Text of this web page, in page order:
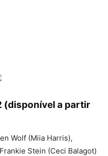
(disponível a partir
Wolf (Miia Harris),
Stein (Ceci Balagot)